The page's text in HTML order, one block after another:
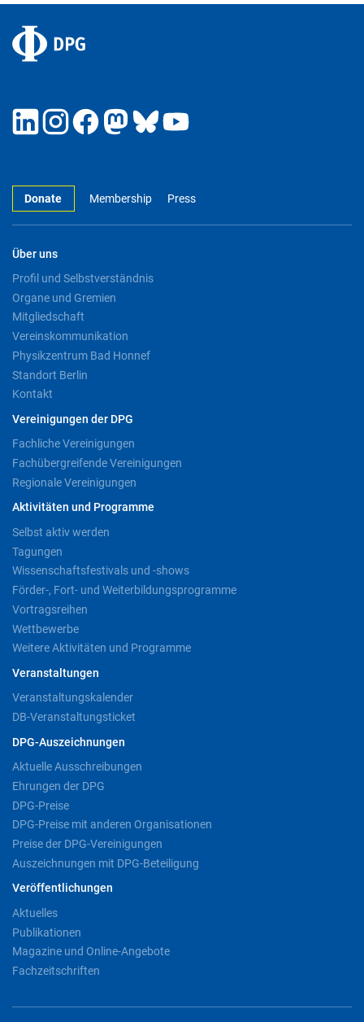
Donate Membership Press
Über uns
Profil und Selbstverständnis
Organe und Gremien
Mitgliedschaft
Vereinskommunikation
Physikzentrum Bad Honnef
Standort Berlin
Kontakt
Vereinigungen der DPG
Fachliche Vereinigungen
Fachübergreifende Vereinigungen
Regionale Vereinigungen
Aktivitäten und Programme
Selbst aktiv werden
Tagungen
Wissenschaftsfestivals und -shows
Förder-, Fort- und Weiterbildungsprogramme
Vortragsreihen
Wettbewerbe
Weitere Aktivitäten und Programme
Veranstaltungen
Veranstaltungskalender
DB-Veranstaltungsticket
DPG-Auszeichnungen
Aktuelle Ausschreibungen
Ehrungen der DPG
DPG-Preise
DPG-Preise mit anderen Organisationen
Preise der DPG-Vereinigungen
Auszeichnungen mit DPG-Beteiligung
Veröffentlichungen
Aktuelles
Publikationen
Magazine und Online-Angebote
Fachzeitschriften